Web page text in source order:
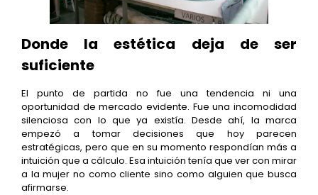
Donde la estética deja de ser
suficiente
El punto de partida no fue una tendencia ni una
oportunidad de mercado evidente. Fue una incomodidad
silenciosa con lo que ya existía. Desde ahí, la marca
empezó a tomar decisiones que hoy parecen
estratégicas, pero que en su momento respondían más a
intuición que a cálculo. Esa intuición tenía que ver con mirar
a la mujer no como cliente sino como alguien que busca
afirmarse.